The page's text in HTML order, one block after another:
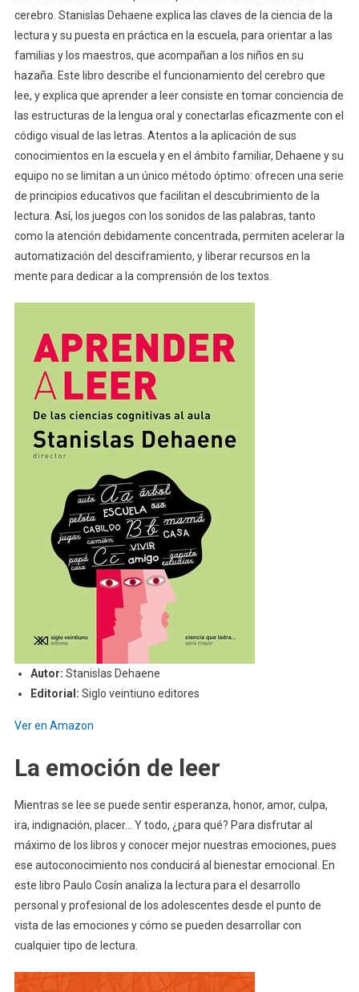
cerebro. Stanislas Dehaene explica las claves de la ciencia de la
lectura y su puesta en práctica en la escuela, para orientar a las
familias y los maestros, que acompañan a los niños en su
hazaña. Este libro describe el funcionamiento del cerebro que
lee, y explica que aprender a leer consiste en tomar conciencia de
las estructuras de la lengua oral y conectarlas eficazmente con el
código visual de las letras. Atentos a la aplicación de sus
conocimientos en la escuela y en el ámbito familiar, Dehaene y su
equipo no se limitan a un único método óptimo: ofrecen una serie
de principios educativos que facilitan el descubrimiento de la
lectura. Así, los juegos con los sonidos de las palabras, tanto
como la atención debidamente concentrada, permiten acelerar la
automatización del desciframiento, y liberar recursos en la
mente para dedicar a la comprensión de los textos.
Autor: Stanislas Dehaene
Editorial: Siglo veintiuno editores
Ver en Amazon
La emoción de leer
Mientras se lee se puede sentir esperanza, honor, amor, culpa,
ira, indignación, placer… Y todo, ¿para qué? Para disfrutar al
máximo de los libros y conocer mejor nuestras emociones, pues
ese autoconocimiento nos conducirá al bienestar emocional. En
este libro Paulo Cosín analiza la lectura para el desarrollo
personal y profesional de los adolescentes desde el punto de
vista de las emociones y cómo se pueden desarrollar con
cualquier tipo de lectura.